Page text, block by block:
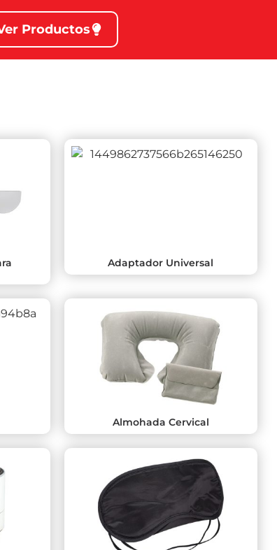
Productos
Adaptador Universal
Almohada Cervical